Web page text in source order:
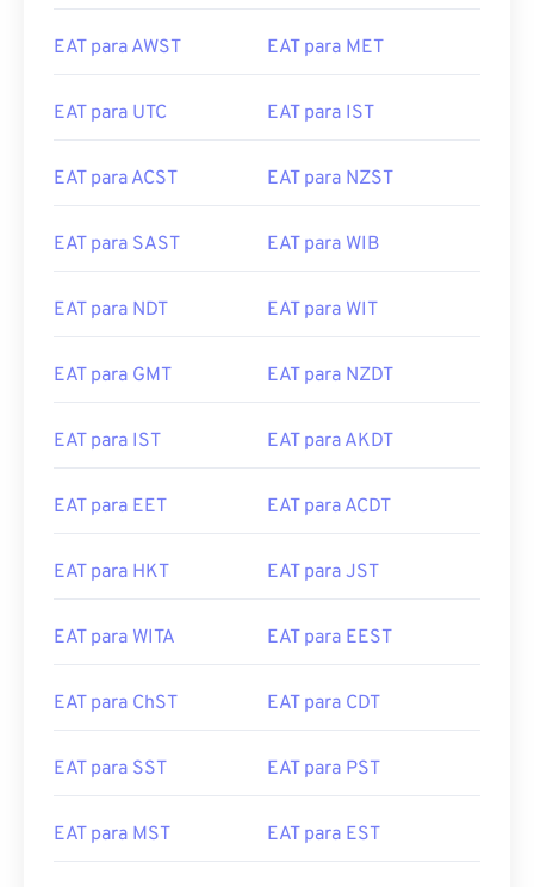
EAT para AWST EAT para MET
EAT para UTC EAT para IST
EAT para ACST EAT para NZST
EAT para SAST EAT para WIB
EAT para NDT EAT para WIT
EAT para GMT EAT para NZDT
EAT para IST EAT para AKDT
EAT para EET EAT para ACDT
EAT para HKT EAT para JST
EAT para WITA EAT para EEST
EAT para ChST EAT para CDT
EAT para SST EAT para PST
EAT para MST EAT para EST